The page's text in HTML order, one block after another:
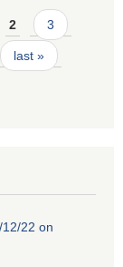
2 3
last »
22 on